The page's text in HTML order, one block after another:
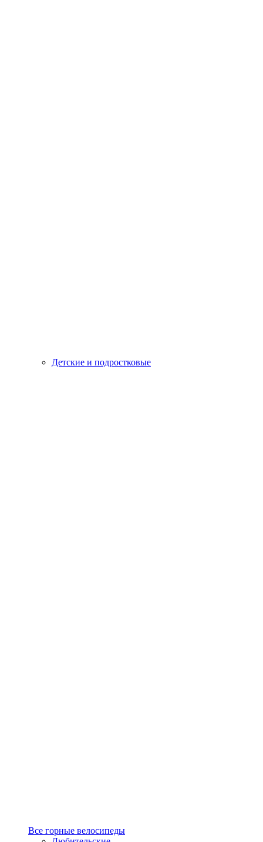
Детские и подростковые
Все горные велосипеды